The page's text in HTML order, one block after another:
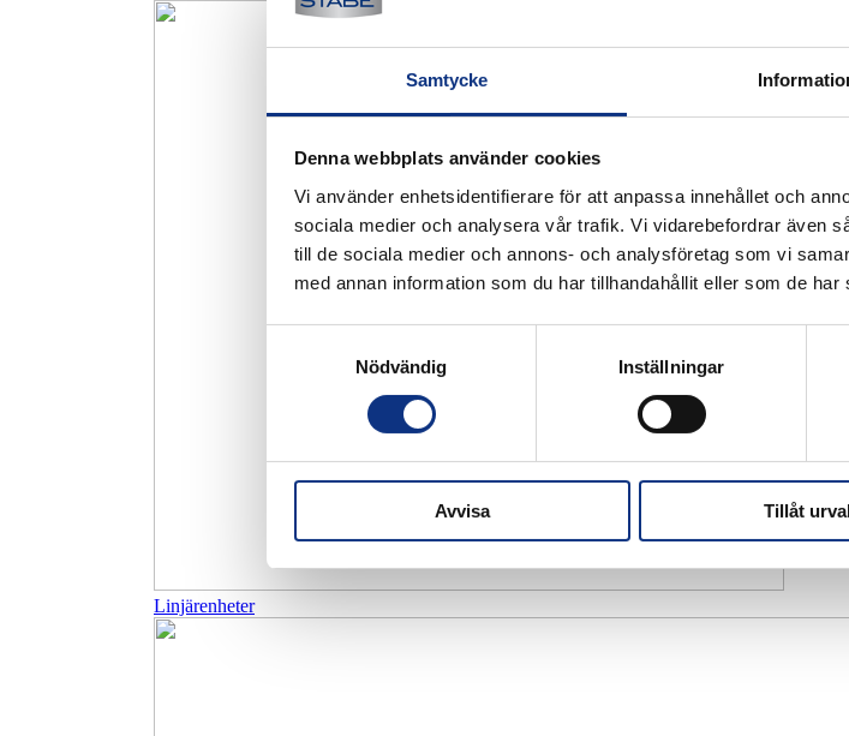
Samtycke
Denna webbplats använder cookies
Vi använder enhetsidentifierare för att anpassa innehållet och
sociala medier och analysera vår trafik. Vi vidarebefordrar även
till de sociala medier och annons- och analysföretag som vi
med annan information som du har tillhandahållit eller som de
Nödvändig
Inställningar
Avvisa Tillåt
Linjärenheter